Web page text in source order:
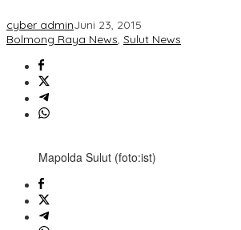
cyber adminJuni 23, 2015
Bolmong Raya News, Sulut News
Mapolda Sulut (foto:ist)